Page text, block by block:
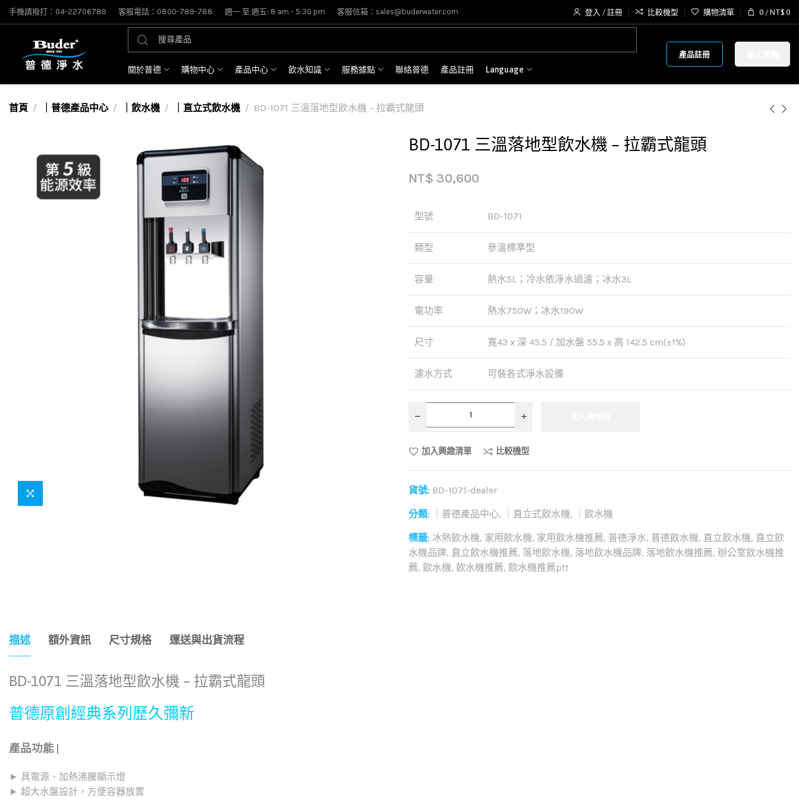
手機請撥打：04-22706789 客服電話：0800-789-788 週一 至 週五: 8 am - 5:30 pm 客服信箱：sales@buderwater.com 登入 / 註冊 比較機型 購物清單 0 / NT$ 0
關於普德 購物中心 產品中心 飲水知識 服務據點 聯絡普德 產品註冊 Language
產品註冊
首頁 ｜普德產品中心 ｜飲水機 ｜直立式飲水機 BD-1071 三溫落地型飲水機 – 拉霸式龍頭
BD-1071 三溫落地型飲水機 – 拉霸式龍頭
NT$ 30,600
型號 BD-1071
類型 參溫標準型
容量 熱水5L；冷水依淨水過濾；冰水3L
電功率 熱水750W；冰水190W
尺寸 寬43 x 深 45.5 / 加水盤 55.5 x 高 142.5 cm(±1%)
濾水方式 可裝各式淨水設備
加入興趣清單 比較機型
貨號: BD-1071-dealer
分類: ｜普德產品中心, ｜直立式飲水機, ｜飲水機
標籤: 冰熱飲水機, 家用飲水機, 家用飲水機推薦, 普德淨水, 普德飲水機, 直立飲水機, 直立飲
水機品牌, 直立飲水機推薦, 落地飲水機, 落地飲水機品牌, 落地飲水機推薦, 辦公室飲水機推
薦, 飲水機, 飲水機推薦, 飲水機推薦ptt
描述 額外資訊 尺寸規格 運送與出貨流程
BD-1071 三溫落地型飲水機 – 拉霸式龍頭
普德原創經典系列歷久彌新
產品功能 |
► 具電源、加熱沸騰顯示燈
► 超大水盤設計，方便容器放置